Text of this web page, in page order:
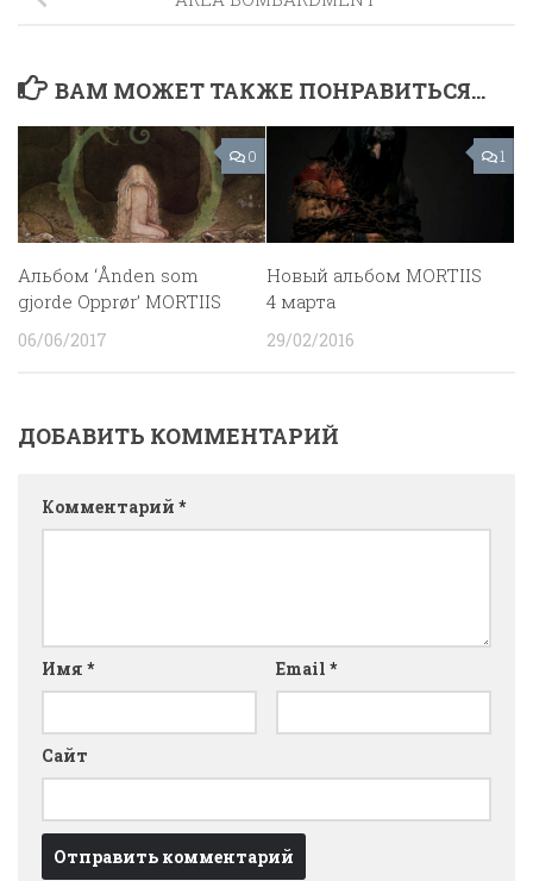
ВАМ МОЖЕТ ТАКЖЕ ПОНРАВИТЬСЯ...
0
Альбом ‘Ånden som
gjorde Opprør’ MORTIIS
06/06/2017
1
Новый альбом MORTIIS
4 марта
29/02/2016
ДОБАВИТЬ КОММЕНТАРИЙ
Комментарий *
Имя * Email *
Сайт